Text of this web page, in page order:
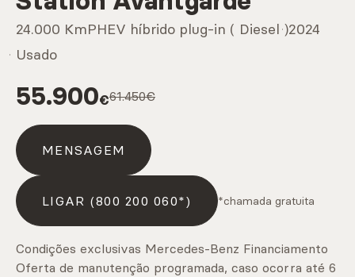
24.000 KmPHEV híbrido plug-in ( Diesel )2024
Usado
55.900€61.450€
MENSAGEM
LIGAR (800 200 060*) *chamada gratuita
Condições exclusivas Mercedes-Benz Financiamento
Oferta de manutenção programada, caso ocorra até 6
Serviços
CARREGAR MAIS